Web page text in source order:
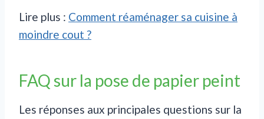
Lire plus : Comment réaménager sa cuisine à
moindre cout ?
FAQ sur la pose de papier peint
Les réponses aux principales questions sur la